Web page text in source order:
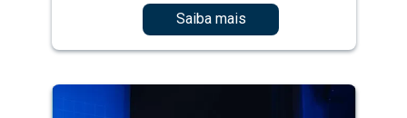
Saiba mais